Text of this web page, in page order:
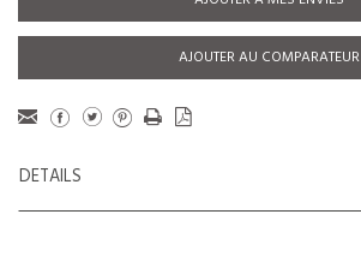
AJOUTER AU COMPARATEUR
DETAILS